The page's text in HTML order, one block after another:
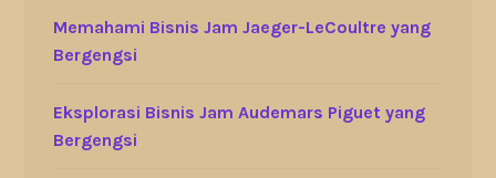
Memahami Bisnis Jam Jaeger-LeCoultre yang
Bergengsi
Eksplorasi Bisnis Jam Audemars Piguet yang
Bergengsi